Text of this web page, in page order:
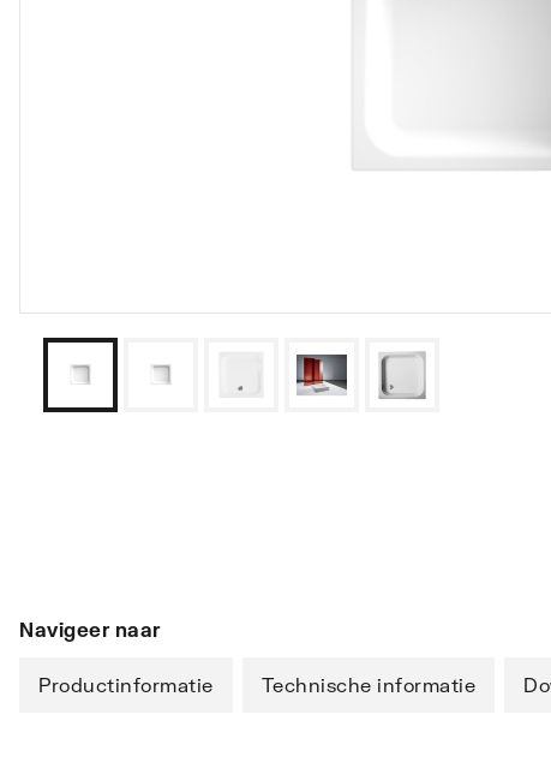
Navigeer naar
Productinformatie Technische informatie